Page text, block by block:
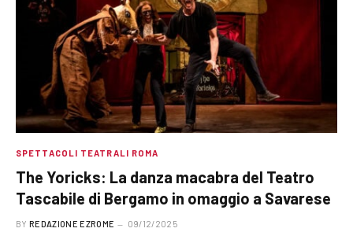
SPETTACOLI TEATRALI ROMA
The Yoricks: La danza macabra del Teatro
Tascabile di Bergamo in omaggio a Savarese
BY REDAZIONE EZROME 09/12/2025